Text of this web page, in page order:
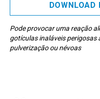
DOWNLOAD
Pode provocar uma reação
gotículas inaláveis perigosas
pulverização ou névoas